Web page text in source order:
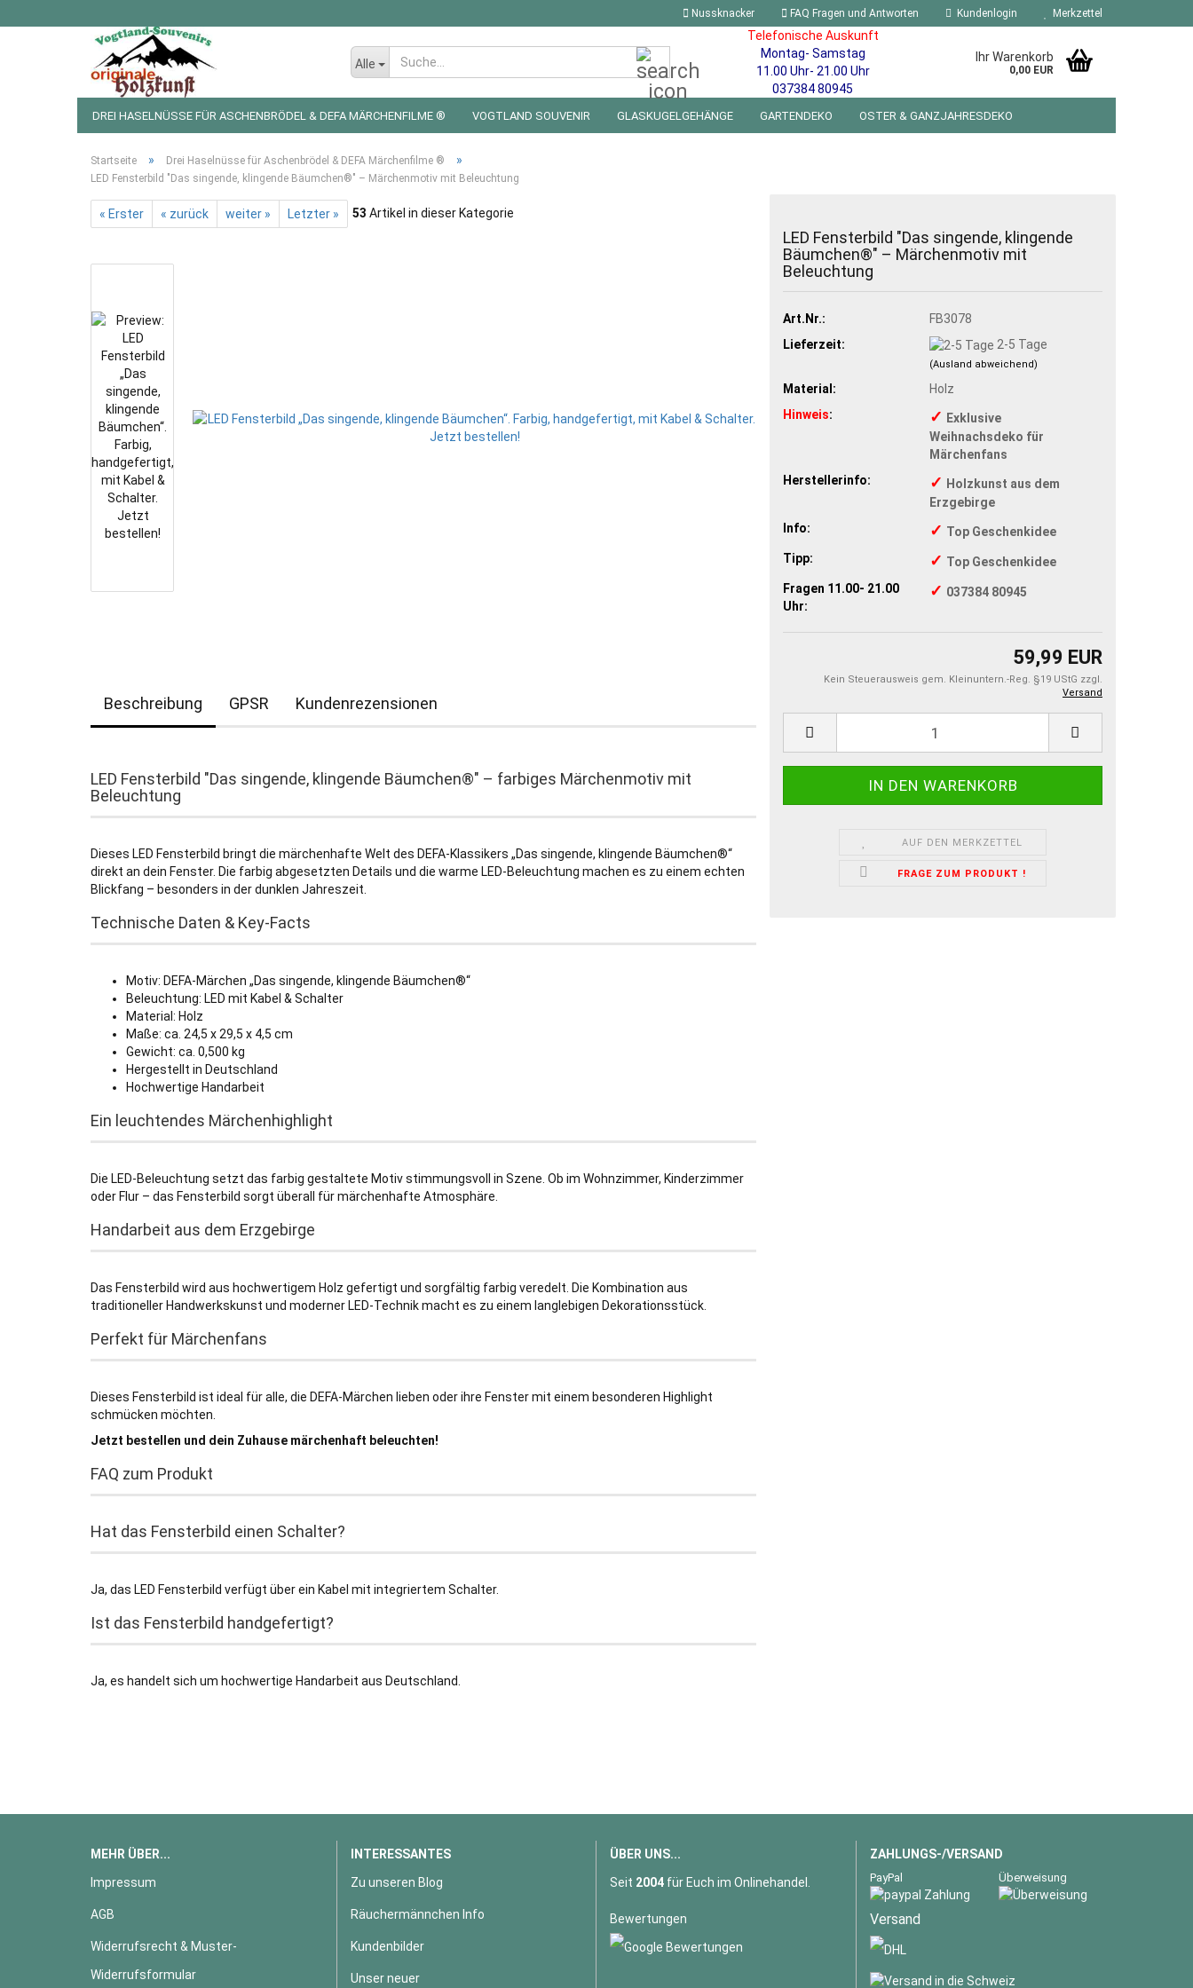
Nussknacker FAQ Fragen und Antworten Kundenlogin Merkzettel
Alle
Telefonische Auskunft
Montag- Samstag
11.00 Uhr- 21.00 Uhr
037384 80945
Ihr Warenkorb
0,00 EUR
DREI HASELNÜSSE FÜR ASCHENBRÖDEL & DEFA MÄRCHENFILME ® VOGTLAND SOUVENIR GLASKUGELGEHÄNGE GARTENDEKO OSTER & GANZJAHRESDEKO
Startseite » Drei Haselnüsse für Aschenbrödel & DEFA Märchenfilme ® »
LED Fensterbild "Das singende, klingende Bäumchen®" – Märchenmotiv mit Beleuchtung
« Erster « zurück weiter » Letzter » 53 Artikel in dieser Kategorie
LED Fensterbild "Das singende, klingende
Bäumchen®" – Märchenmotiv mit
Beleuchtung
Art.Nr.:
FB3078
Lieferzeit:
2-5 Tage
(Ausland abweichend)
Material:
Holz
Hinweis: ✓ Exklusive
Weihnachsdeko für
Märchenfans
Herstellerinfo:
✓ Holzkunst aus dem
Erzgebirge
Info:
✓ Top Geschenkidee
Tipp:
✓ Top Geschenkidee
Fragen 11.00- 21.00
Uhr:
✓ 037384 80945
59,99 EUR
Kein Steuerausweis gem. Kleinuntern.-Reg. §19 UStG zzgl.
Versand
AUF DEN MERKZETTEL
FRAGE ZUM PRODUKT !
Beschreibung GPSR Kundenrezensionen
LED Fensterbild "Das singende, klingende Bäumchen®" – farbiges Märchenmotiv mit
Beleuchtung
Dieses LED Fensterbild bringt die märchenhafte Welt des DEFA-Klassikers „Das singende, klingende Bäumchen®“
direkt an dein Fenster. Die farbig abgesetzten Details und die warme LED-Beleuchtung machen es zu einem echten
Blickfang – besonders in der dunklen Jahreszeit.
Technische Daten & Key-Facts
Motiv: DEFA-Märchen „Das singende, klingende Bäumchen®“
Beleuchtung: LED mit Kabel & Schalter
Material: Holz
Maße: ca. 24,5 x 29,5 x 4,5 cm
Gewicht: ca. 0,500 kg
Hergestellt in Deutschland
Hochwertige Handarbeit
Ein leuchtendes Märchenhighlight
Die LED-Beleuchtung setzt das farbig gestaltete Motiv stimmungsvoll in Szene. Ob im Wohnzimmer, Kinderzimmer
oder Flur – das Fensterbild sorgt überall für märchenhafte Atmosphäre.
Handarbeit aus dem Erzgebirge
Das Fensterbild wird aus hochwertigem Holz gefertigt und sorgfältig farbig veredelt. Die Kombination aus
traditioneller Handwerkskunst und moderner LED-Technik macht es zu einem langlebigen Dekorationsstück.
Perfekt für Märchenfans
Dieses Fensterbild ist ideal für alle, die DEFA-Märchen lieben oder ihre Fenster mit einem besonderen Highlight
schmücken möchten.
Jetzt bestellen und dein Zuhause märchenhaft beleuchten!
FAQ zum Produkt
Hat das Fensterbild einen Schalter?
Ja, das LED Fensterbild verfügt über ein Kabel mit integriertem Schalter.
Ist das Fensterbild handgefertigt?
Ja, es handelt sich um hochwertige Handarbeit aus Deutschland.
MEHR ÜBER...
Impressum
AGB
Widerrufsrecht & Muster-
Widerrufsformular
INTERESSANTES
Zu unseren Blog
Räuchermännchen Info
Kundenbilder
Unser neuer
ÜBER UNS...
Seit 2004 für Euch im Onlinehandel.
Bewertungen
ZAHLUNGS-/VERSAND
PayPal Überweisung
Versand